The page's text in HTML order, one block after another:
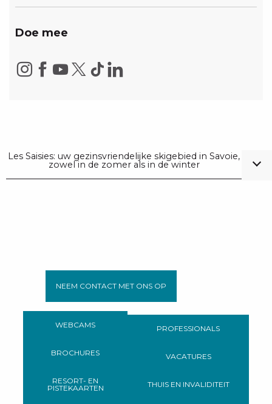
Doe mee
Les Saisies: uw gezinsvriendelijke skigebied in Savoie,
zowel in de zomer als in de winter
NEEM CONTACT MET ONS OP
WEBCAMS
BROCHURES
RESORT- EN
PISTEKAARTEN
PROFESSIONALS
VACATURES
THUIS EN INVALIDITEIT